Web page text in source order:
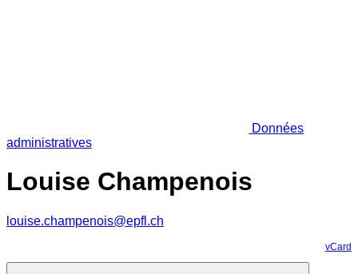
Données
administratives
Louise Champenois
louise.champenois@epfl.ch
vCard